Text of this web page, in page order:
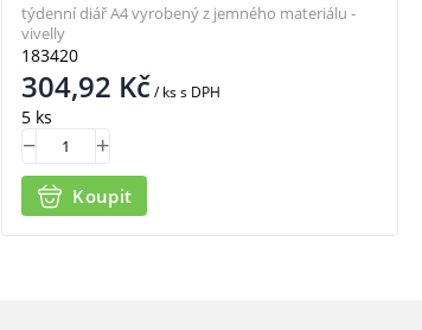
183420
304,92 Kč/ kss DPH
5 ks
Koupit
týdenní diář A4 vyrobený z jemného materiálu -
vivelly